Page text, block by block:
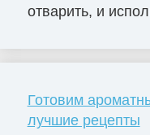
отварить, и
Готовим
лучшие рецепты